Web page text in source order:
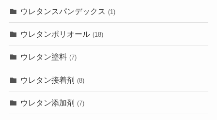
ウレタンスパンデックス (1)
ウレタンポリオール (18)
ウレタン塗料 (7)
ウレタン接着剤 (8)
ウレタン添加剤 (7)